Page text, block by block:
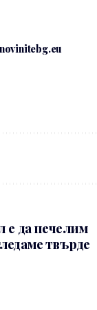
е да печелим
твърде